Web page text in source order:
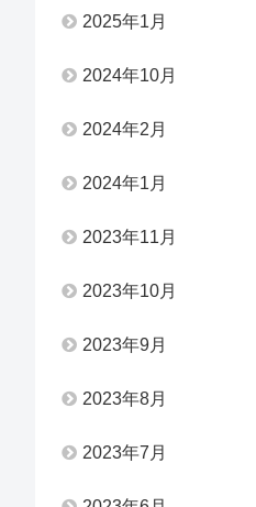
2025年1月
2024年10月
2024年2月
2024年1月
2023年11月
2023年10月
2023年9月
2023年8月
2023年7月